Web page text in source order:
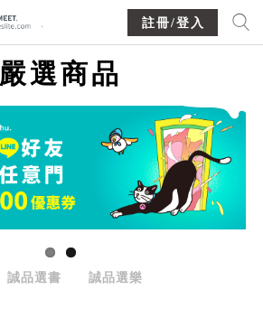
註冊/登入
嚴選商品
誠品選書 誠品選樂